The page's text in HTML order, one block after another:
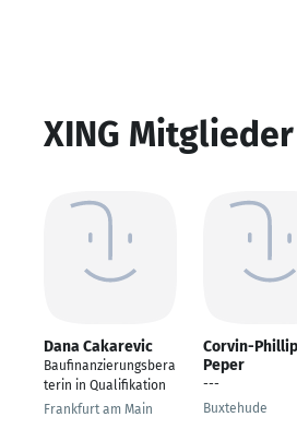
XING
Dana Cakarevic
Baufinanzierungsbera
terin in Qualifikation
Frankfurt am Main
Corvin-Phillip
Peper
---
Buxtehude